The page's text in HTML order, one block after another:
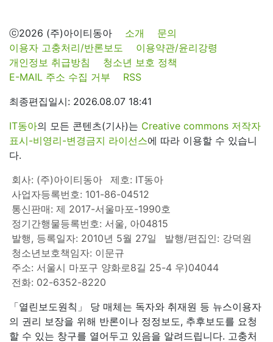
ⓒ2026 (주)아이티동아 소개
문의
이용자 고충처리/반론보도
이용약관/윤리강령
개인정보 취급방침
청소년 보호 정책
E-MAIL 주소 수집 거부
RSS
최종편집일시: 2026.08.07 18:41
IT동아의 모든 콘텐츠(기사)는 Creative commons 저작자
표시-비영리-변경금지 라이선스에 따라 이용할 수 있습니
다.
회사: (주)아이티동아
제호: IT동아
사업자등록번호: 101-86-04512
통신판매: 제 2017-서울마포-1990호
정기간행물등록번호: 서울, 아04815
발행, 등록일자: 2010년 5월 27일
발행/편집인: 강덕원
청소년보호책임자: 이문규
주소: 서울시 마포구 양화로8길 25-4 우)04044
전화: 02-6352-8220
「열린보도원칙」 당 매체는 독자와 취재원 등 뉴스이용자
의 권리 보장을 위해 반론이나 정정보도, 추후보도를 요청
할 수 있는 창구를 열어두고 있음을 알려드립니다. 고충처